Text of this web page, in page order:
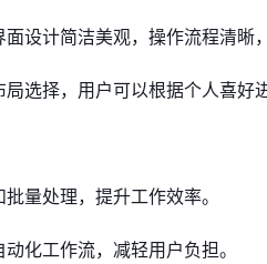
设计简洁美观，操作流程清晰
选择，用户可以根据个人喜好
量处理，提升工作效率。
化工作流，减轻用户负担。